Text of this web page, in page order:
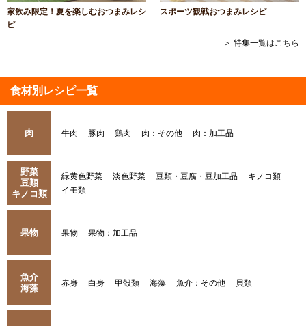
家飲み限定！夏を楽しむおつまみレシ
ピ
スポーツ観戦おつまみレシピ
＞ 特集一覧はこちら
食材別レシピ一覧
肉 牛肉 豚肉 鶏肉 肉：その他 肉：加工品
野菜
豆類
キノコ類
緑黄色野菜 淡色野菜 豆類・豆腐・豆加工品
キノコ類
イモ類
果物 果物 果物：加工品
魚介
海藻
赤身 白身 甲殻類 海藻 魚介：その他 貝類